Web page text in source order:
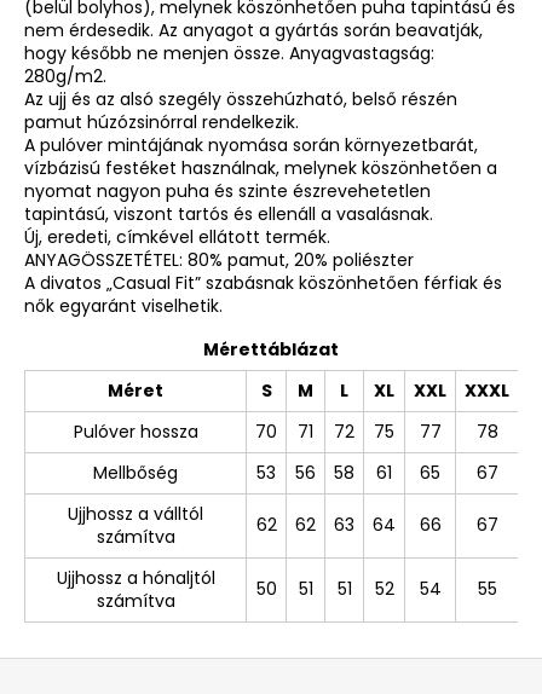
(belül bolyhos), melynek köszönhetően puha tapintású és
nem érdesedik. Az anyagot a gyártás során beavatják,
hogy később ne menjen össze. Anyagvastagság:
280g/m2.
Az ujj és az alsó szegély összehúzható, belső részén
pamut húzózsinórral rendelkezik.
A pulóver mintájának nyomása során környezetbarát,
vízbázisú festéket használnak, melynek köszönhetően a
nyomat nagyon puha és szinte észrevehetetlen
tapintású, viszont tartós és ellenáll a vasalásnak.
Új, eredeti, címkével ellátott termék.
ANYAGÖSSZETÉTEL: 80% pamut, 20% poliészter
A divatos „Casual Fit” szabásnak köszönhetően férfiak és
nők egyaránt viselhetik.
Mérettáblázat
Méret
S M L XL XXL
XXXL
Pulóver hossza
70 71 72 75 77
78
Mellbőség
53 56 58 61 65
67
Ujjhossz a válltól
számítva
62 62 63 64 66 67
Ujjhossz a hónaljtól
számítva
50 51 51 52 54 55
L